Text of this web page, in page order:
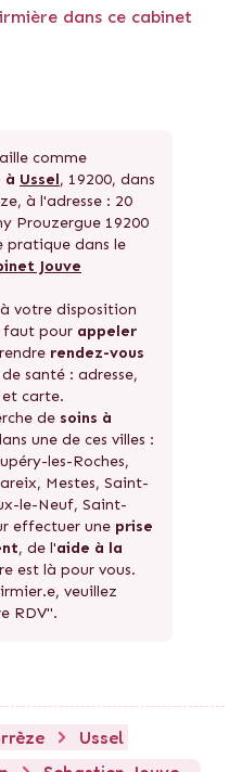
dans ce cabinet
comme
à Ussel, 19200, dans
à l'adresse : 20
Prouzergue 19200
pratique dans le
Jouve
votre disposition
faut pour appeler
rendez-vous
santé : adresse,
carte.
de soins à
une de ces villes :
les-Roches,
Mestes, Saint-
le-Neuf, Saint-
effectuer une prise
, de l'aide à la
est là pour vous.
veuillez
RDV".
Ussel